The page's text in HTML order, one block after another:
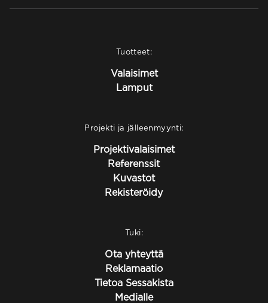
Tuotteet:
Valaisimet
Lamput
Projekti ja jälleenmyynti:
Projektivalaisimet
Referenssit
Kuvastot
Rekisteröidy
Tuki:
Ota yhteyttä
Reklamaatio
Tietoa Sessakista
Medialle